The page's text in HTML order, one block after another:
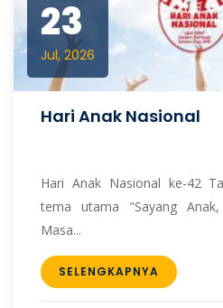
23
Jul, 2026
Hari Anak Nasional
Hari Anak Nasional ke-42
tema utama "Sayang
Masa...
SELENGKAPNYA